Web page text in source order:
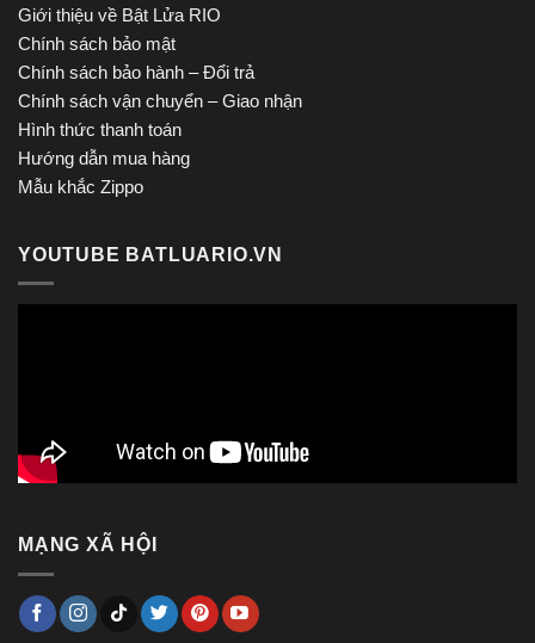
Giới thiệu về Bật Lửa RIO
Chính sách bảo mật
Chính sách bảo hành – Đổi trả
Chính sách vận chuyển – Giao nhận
Hình thức thanh toán
Hướng dẫn mua hàng
Mẫu khắc Zippo
YOUTUBE BATLUARIO.VN
MẠNG XÃ HỘI